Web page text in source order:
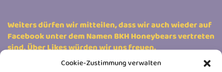
Cookie-Zustimmung verwalten
Weiters dürfen wir mitteilen, dass wir auch wieder auf
Facebook unter dem Namen BKH Honeybears vertreten
sind. Über Likes würden wir uns freuen.